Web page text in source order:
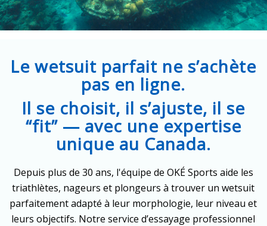
Le wetsuit parfait ne s’achète
pas en ligne.
Il se choisit, il s’ajuste, il se
“fit” — avec une expertise
unique au Canada.
Depuis plus de 30 ans, l'équipe de OKÉ Sports aide les
triathlètes, nageurs et plongeurs à trouver un wetsuit
parfaitement adapté à leur morphologie, leur niveau et
leurs objectifs. Notre service d’essayage professionnel